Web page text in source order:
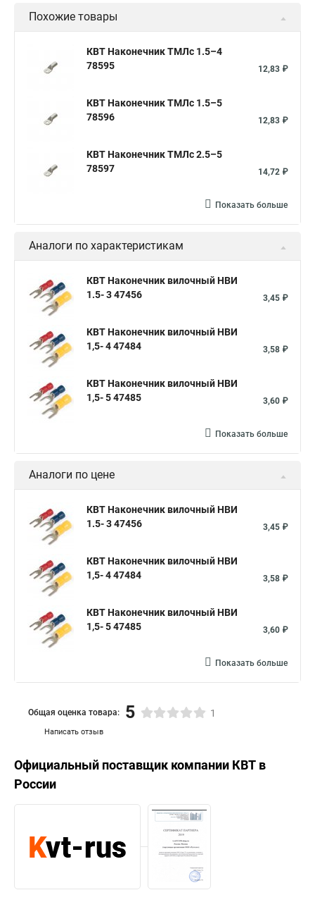
Похожие товары
КВТ Наконечник ТМЛс 1.5–4
78595
12,83 ₽
КВТ Наконечник ТМЛс 1.5–5
78596
12,83 ₽
КВТ Наконечник ТМЛс 2.5–5
78597
14,72 ₽
Показать больше
Аналоги по характеристикам
КВТ Наконечник вилочный НВИ
1.5- 3 47456
3,45 ₽
КВТ Наконечник вилочный НВИ
1,5- 4 47484
3,58 ₽
КВТ Наконечник вилочный НВИ
1,5- 5 47485
3,60 ₽
Показать больше
Аналоги по цене
КВТ Наконечник вилочный НВИ
1.5- 3 47456
3,45 ₽
КВТ Наконечник вилочный НВИ
1,5- 4 47484
3,58 ₽
КВТ Наконечник вилочный НВИ
1,5- 5 47485
3,60 ₽
Показать больше
Написать отзыв
Общая оценка товара: 5 1
Официальный поставщик компании КВТ в
России